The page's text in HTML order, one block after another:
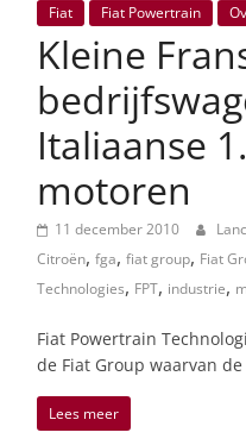
Italiaans
autonieuws
lifestyle
Fiat Fiat Powertrain
Kleine
Italiaanse
motoren
11 december 2010
Citroën, fga, fiat group, Fiat
Technologies, FPT, industrie,
Fiat Powertrain
de Fiat Group waarvan
Lees meer